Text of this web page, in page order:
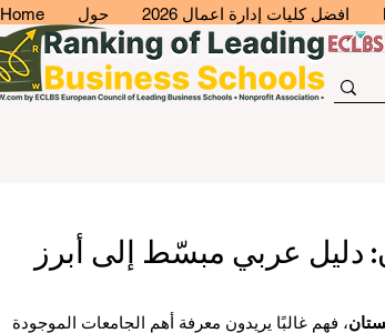
Home حول افضل كليات إدارة اعمال 2026
دليل عربي مبسّط إلى أبرز
، فهم غالبًا يريدون معرفة أهم الجامعات الموجودة